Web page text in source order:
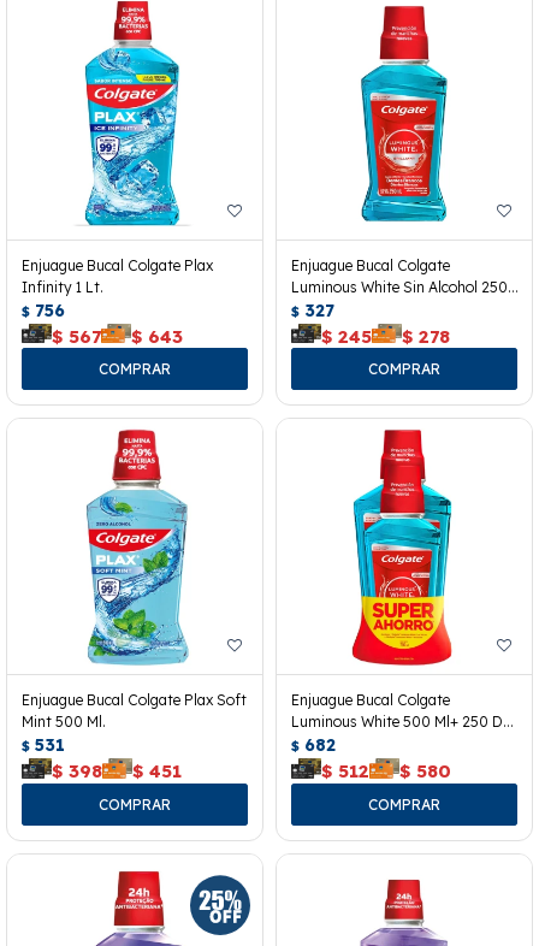
Enjuague Bucal Colgate Plax
Infinity 1 Lt.
$ 756
$ 567 $ 643
Enjuague Bucal Colgate
Luminous White Sin Alcohol 250
Ml.
$ 327
$ 245 $ 278
Enjuague Bucal Colgate Plax Soft
Mint 500 Ml.
$ 531
$ 398 $ 451
Enjuague Bucal Colgate
Luminous White 500 Ml+ 250 De
Regalo.
$ 682
$ 512 $ 580